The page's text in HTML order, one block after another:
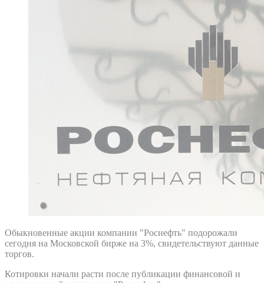
Обыкновенные акции компании "Роснефть" подорожали
сегодня на Московской бирже на 3%, свидетельствуют данные
торгов.
Котировки начали расти после публикации финансовой и